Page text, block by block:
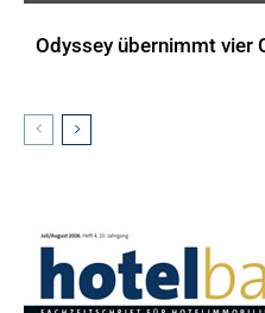
Odyssey übernimmt vier